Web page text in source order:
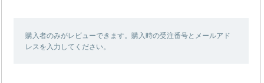
購入者のみがレビューできます。購入時の受注番号とメールアド
レスを入力してください。